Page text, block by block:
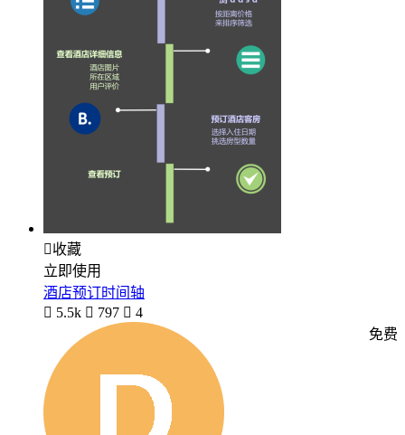
收藏
立即使用
酒店预订时间轴
 5.5k  797  4
免费